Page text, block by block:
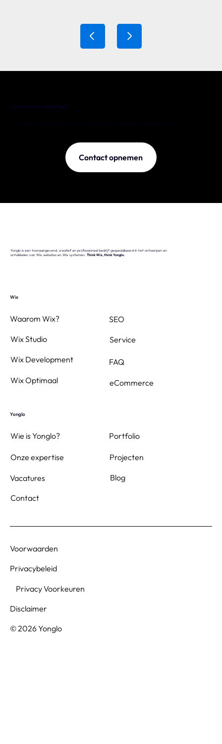
Let's work together
Wil je meer weten over onze projecten of wat Yonglo voor jouw kan betekenen? Neem dan contact met
Contact opnemen
Yonglo is een toonaangevend, creatief en professioneel bedrijf gespecialiseerd in het ontwerpen en
ontwikkelen van Wix websites en Wix systemen. Think Wix, think Yonglo.
Wix
Waarom Wix?
Wix Studio
Wix Development
Wix Optimaal
SEO
eCommerce
Service
FAQ
Yonglo
Wie is Yonglo?
Onze expertise
Vacatures
Contact
Portfolio
Projecten
Blog
Voorwaarden
Privacybeleid
Privacy Voorkeuren
Disclaimer
© 2026 Yonglo